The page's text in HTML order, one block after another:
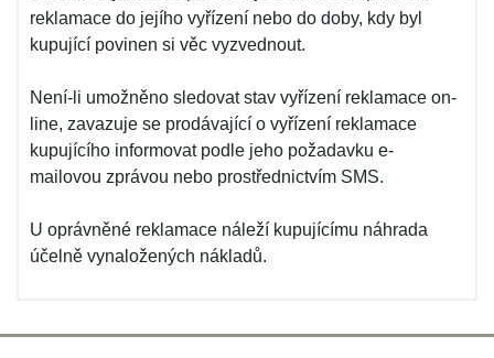
reklamace do jejího vyřízení nebo do doby, kdy byl
kupující povinen si věc vyzvednout.
Není-li umožněno sledovat stav vyřízení reklamace on-
line, zavazuje se prodávající o vyřízení reklamace
kupujícího informovat podle jeho požadavku e-
mailovou zprávou nebo prostřednictvím SMS.
U oprávněné reklamace náleží kupujícímu náhrada
účelně vynaložených nákladů.